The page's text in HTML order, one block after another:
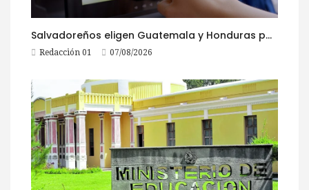
Salvadoreños eligen Guatemala y Honduras para viajar durante las Fiestas Agostinas
Redacción 01 07/08/2026